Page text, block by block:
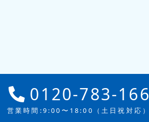
0120-783-166
営業時間:9:00〜18:00（土日祝対応）